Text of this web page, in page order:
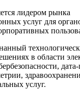
лидером рынка
услуг для
в области
услуг.